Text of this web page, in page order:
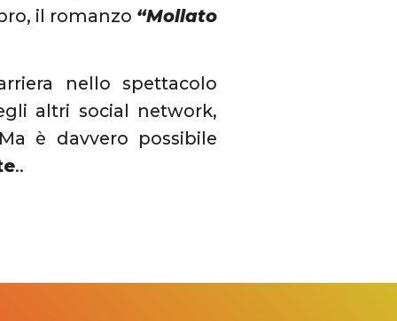
il romanzo “Mollato
nello spettacolo
altri social network,
è davvero possibile
..